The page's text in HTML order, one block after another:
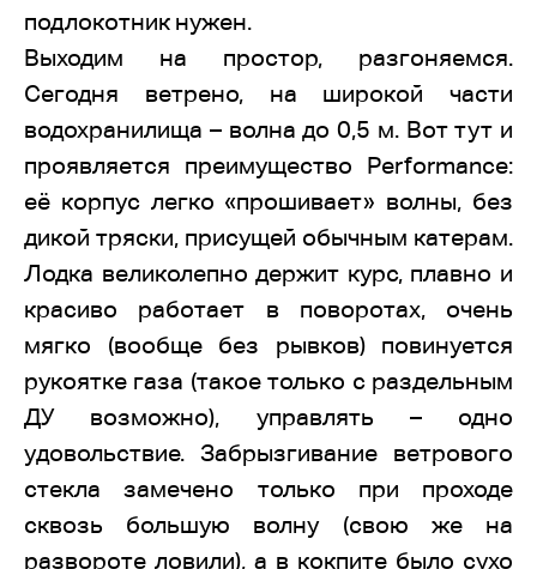
подлокотник нужен.
Выходим на простор, разгоняемся.
Сегодня ветрено, на широкой части
водохранилища – волна до 0,5 м. Вот тут и
проявляется преимущество Performance:
её корпус легко «прошивает» волны, без
дикой тряски, присущей обычным катерам.
Лодка великолепно держит курс, плавно и
красиво работает в поворотах, очень
мягко (вообще без рывков) повинуется
рукоятке газа (такое только с раздельным
ДУ возможно), управлять – одно
удовольствие. Забрызгивание ветрового
стекла замечено только при проходе
сквозь большую волну (свою же на
развороте ловили), а в кокпите было сухо